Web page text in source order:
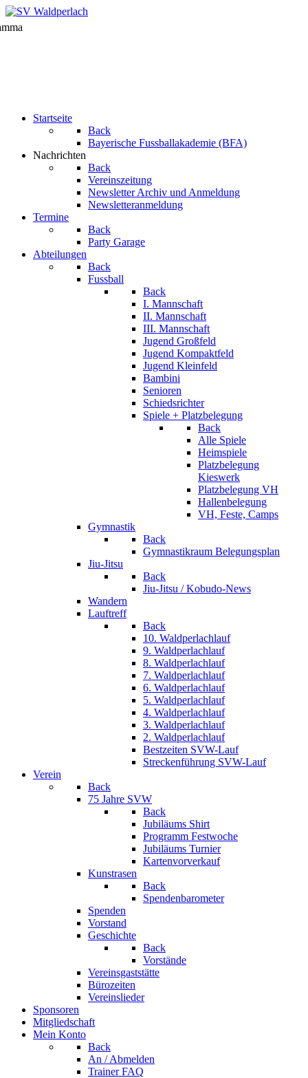
Startseite
Back
Bayerische Fussballakademie (BFA)
Nachrichten
Back
Vereinszeitung
Newsletter Archiv und Anmeldung
Newsletteranmeldung
Termine
Back
Party Garage
Abteilungen
Back
Fussball
Back
I. Mannschaft
II. Mannschaft
III. Mannschaft
Jugend Großfeld
Jugend Kompaktfeld
Jugend Kleinfeld
Bambini
Senioren
Schiedsrichter
Spiele + Platzbelegung
Back
Alle Spiele
Heimspiele
Platzbelegung
Kieswerk
Platzbelegung VH
Hallenbelegung
VH, Feste, Camps
Gymnastik
Back
Gymnastikraum Belegungsplan
Jiu-Jitsu
Back
Jiu-Jitsu / Kobudo-News
Wandern
Lauftreff
Back
10. Waldperlachlauf
9. Waldperlachlauf
8. Waldperlachlauf
7. Waldperlachlauf
6. Waldperlachlauf
5. Waldperlachlauf
4. Waldperlachlauf
3. Waldperlachlauf
2. Waldperlachlauf
Bestzeiten SVW-Lauf
Streckenführung SVW-Lauf
Verein
Back
75 Jahre SVW
Back
Jubiläums Shirt
Programm Festwoche
Jubiläums Turnier
Kartenvorverkauf
Kunstrasen
Back
Spendenbarometer
Spenden
Vorstand
Geschichte
Back
Vorstände
Vereinsgaststätte
Bürozeiten
Vereinslieder
Sponsoren
Mitgliedschaft
Mein Konto
Back
An / Abmelden
Trainer FAQ